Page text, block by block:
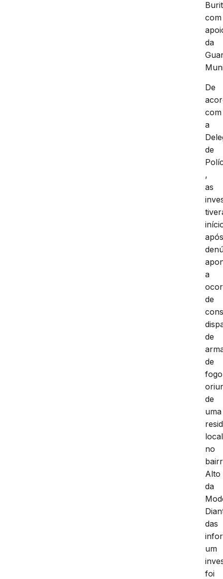
com
da
De
com
a
de
,
as
a
de
de
de
fogo
de
uma
no
Alto
da
das
um
foi